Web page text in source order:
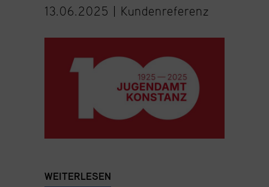
13.06.2025 | Kundenreferenz
WEITERLESEN